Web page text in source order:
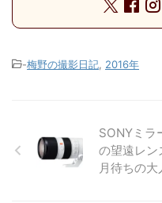
-梅野の撮影日記 2016年
SONYミラ
の望遠レ
月待ちの